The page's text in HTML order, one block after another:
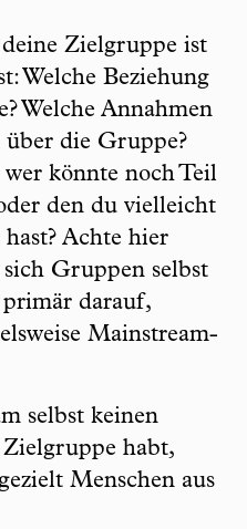
Zielgruppe ist
Welche Beziehung
Welche Annahmen
über die Gruppe?
könnte noch Teil
den du vielleicht
Achte hier
Gruppen selbst
darauf,
Mainstream-
selbst keinen
habt,
Menschen aus